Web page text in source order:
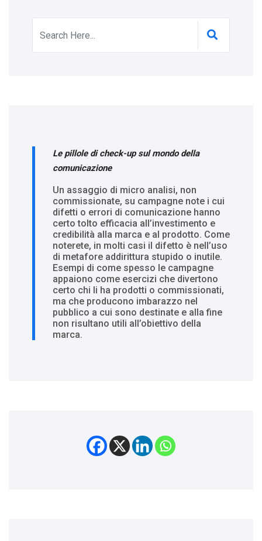
Le pillole di check-up sul mondo della
comunicazione
Un assaggio di micro analisi, non
commissionate, su campagne note i cui
difetti o errori di comunicazione hanno
certo tolto efficacia all’investimento e
credibilità alla marca e al prodotto. Come
noterete, in molti casi il difetto è nell’uso
di metafore addirittura stupido o inutile.
Esempi di come spesso le campagne
appaiono come esercizi che divertono
certo chi li ha prodotti o commissionati,
ma che producono imbarazzo nel
pubblico a cui sono destinate e alla fine
non risultano utili all’obiettivo della
marca.